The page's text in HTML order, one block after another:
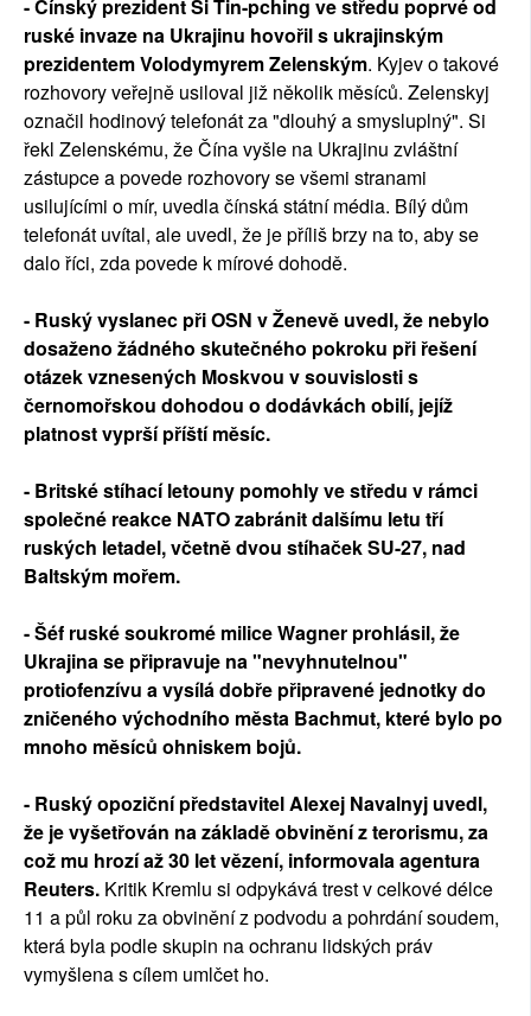
- Čínský prezident Si Ťin-pching ve středu poprvé od
ruské invaze na Ukrajinu hovořil s ukrajinským
prezidentem Volodymyrem Zelenským. Kyjev o takové
rozhovory veřejně usiloval již několik měsíců. Zelenskyj
označil hodinový telefonát za "dlouhý a smysluplný". Si
řekl Zelenskému, že Čína vyšle na Ukrajinu zvláštní
zástupce a povede rozhovory se všemi stranami
usilujícími o mír, uvedla čínská státní média. Bílý dům
telefonát uvítal, ale uvedl, že je příliš brzy na to, aby se
dalo říci, zda povede k mírové dohodě.
- Ruský vyslanec při OSN v Ženevě uvedl, že nebylo
dosaženo žádného skutečného pokroku při řešení
otázek vznesených Moskvou v souvislosti s
černomořskou dohodou o dodávkách obilí, jejíž
platnost vyprší příští měsíc.
- Britské stíhací letouny pomohly ve středu v rámci
společné reakce NATO zabránit dalšímu letu tří
ruských letadel, včetně dvou stíhaček SU-27, nad
Baltským mořem.
- Šéf ruské soukromé milice Wagner prohlásil, že
Ukrajina se připravuje na "nevyhnutelnou"
protiofenzívu a vysílá dobře připravené jednotky do
zničeného východního města Bachmut, které bylo po
mnoho měsíců ohniskem bojů.
- Ruský opoziční představitel Alexej Navalnyj uvedl,
že je vyšetřován na základě obvinění z terorismu, za
což mu hrozí až 30 let vězení, informovala agentura
Reuters. Kritik Kremlu si odpykává trest v celkové délce
11 a půl roku za obvinění z podvodu a pohrdání soudem,
která byla podle skupin na ochranu lidských práv
vymyšlena s cílem umlčet ho.